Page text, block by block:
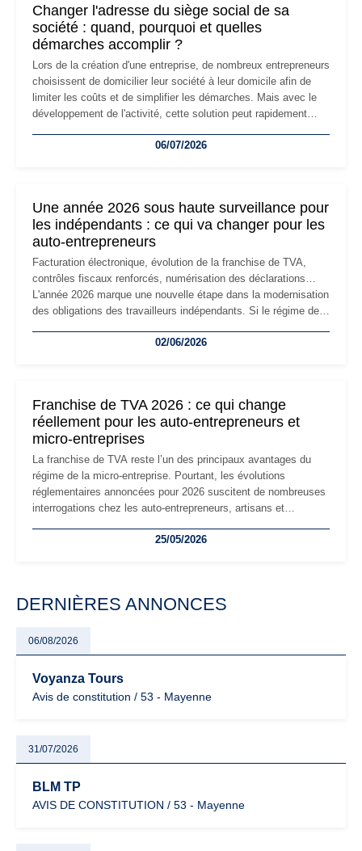
Changer l'adresse du siège social de sa
société : quand, pourquoi et quelles
démarches accomplir ?
Lors de la création d'une entreprise, de nombreux entrepreneurs
choisissent de domicilier leur société à leur domicile afin de
limiter les coûts et de simplifier les démarches. Mais avec le
développement de l'activité, cette solution peut rapidement
professionnels, recrutement, image de marque… Le
06/07/2026
Une année 2026 sous haute surveillance pour
les indépendants : ce qui va changer pour les
auto-entrepreneurs
Facturation électronique, évolution de la franchise de TVA,
contrôles fiscaux renforcés, numérisation des déclarations…
L'année 2026 marque une nouvelle étape dans la modernisation
des obligations des travailleurs indépendants. Si le régime de
les auto-entrepreneurs devront s'adapter à un environnement
02/06/2026
Franchise de TVA 2026 : ce qui change
réellement pour les auto-entrepreneurs et
micro-entreprises
La franchise de TVA reste l’un des principaux avantages du
régime de la micro-entreprise. Pourtant, les évolutions
réglementaires annoncées pour 2026 suscitent de nombreuses
interrogations chez les auto-entrepreneurs, artisans et
facturation ou risque de bascule vers la TVA : les règles
25/05/2026
DERNIÈRES ANNONCES
06/08/2026
Voyanza Tours
Avis de constitution / 53 - Mayenne
31/07/2026
BLM TP
AVIS DE CONSTITUTION / 53 - Mayenne